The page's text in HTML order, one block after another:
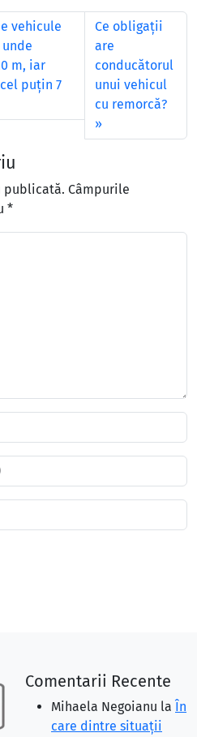
vehicule
m, iar
puţin 7
Ce obligații
are
conducătorul
unui vehicul
cu remorcă?
publicată. Câmpurile
*
Comentarii Recente
Mihaela Negoianu la În
care dintre situaţii